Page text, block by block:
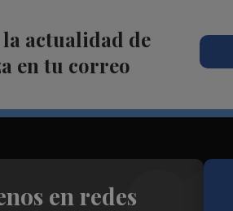
actualidad de
en tu correo
en redes